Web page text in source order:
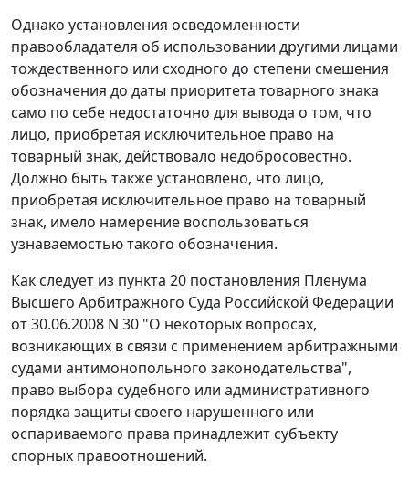
Однако установления осведомленности
правообладателя об использовании другими лицами
тождественного или сходного до степени смешения
обозначения до даты приоритета товарного знака
само по себе недостаточно для вывода о том, что
лицо, приобретая исключительное право на
товарный знак, действовало недобросовестно.
Должно быть также установлено, что лицо,
приобретая исключительное право на товарный
знак, имело намерение воспользоваться
узнаваемостью такого обозначения.
Как следует из пункта 20 постановления Пленума
Высшего Арбитражного Суда Российской Федерации
от 30.06.2008 N 30 "О некоторых вопросах,
возникающих в связи с применением арбитражными
судами антимонопольного законодательства",
право выбора судебного или административного
порядка защиты своего нарушенного или
оспариваемого права принадлежит субъекту
спорных правоотношений.